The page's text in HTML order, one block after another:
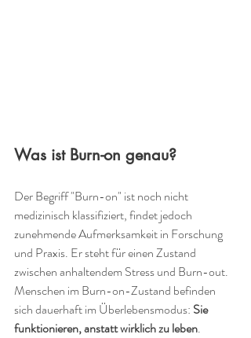
Was ist Burn-on genau?
Der Begriff "Burn-on" ist noch nicht
medizinisch klassifiziert, findet jedoch
zunehmende Aufmerksamkeit in Forschung
und Praxis. Er steht für einen Zustand
zwischen anhaltendem Stress und Burn-out.
Menschen im Burn-on-Zustand befinden
sich dauerhaft im Überlebensmodus: Sie
funktionieren, anstatt wirklich zu leben.